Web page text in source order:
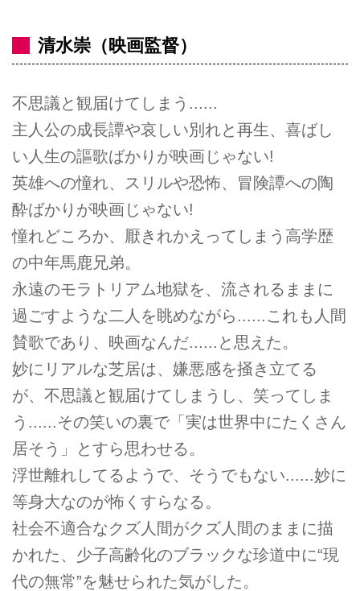
清水崇（映画監督）
不思議と観届けてしまう......
主人公の成長譚や哀しい別れと再生、喜ばし
い人生の謳歌ばかりが映画じゃない!
英雄への憧れ、スリルや恐怖、冒険譚への陶
酔ばかりが映画じゃない!
憧れどころか、厭きれかえってしまう高学歴
の中年馬鹿兄弟。
永遠のモラトリアム地獄を、流されるままに
過ごすような二人を眺めながら......これも人間
賛歌であり、映画なんだ......と思えた。
妙にリアルな芝居は、嫌悪感を掻き立てる
が、不思議と観届けてしまうし、笑ってしま
う......その笑いの裏で「実は世界中にたくさん
居そう」とすら思わせる。
浮世離れしてるようで、そうでもない......妙に
等身大なのが怖くすらなる。
社会不適合なクズ人間がクズ人間のままに描
かれた、少子高齢化のブラックな珍道中に“現
代の無常”を魅せられた気がした。